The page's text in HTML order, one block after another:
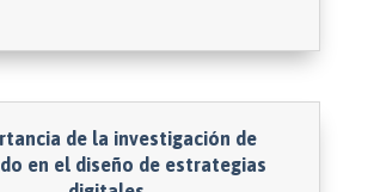
de la investigación de
en el diseño de estrategias